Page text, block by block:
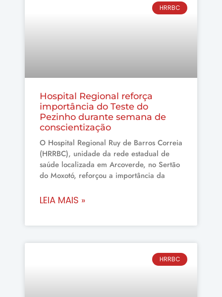
HRRBC
Hospital Regional reforça
importância do Teste do
Pezinho durante semana de
conscientização
O Hospital Regional Ruy de Barros Correia
(HRRBC), unidade da rede estadual de
saúde localizada em Arcoverde, no Sertão
do Moxotó, reforçou a importância da
LEIA MAIS »
HRRBC